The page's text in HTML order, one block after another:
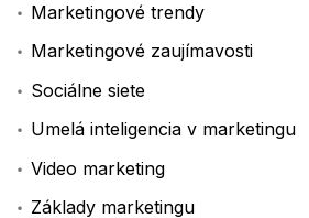
Marketingové trendy
Marketingové zaujímavosti
Sociálne siete
Umelá inteligencia v marketingu
Video marketing
Základy marketingu